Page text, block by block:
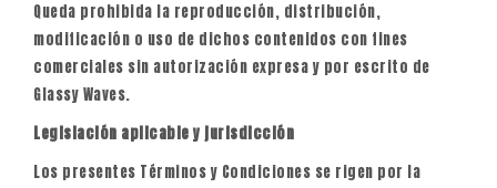
Queda prohibida la reproducción, distribución,
modificación o uso de dichos contenidos con fines
comerciales sin autorización expresa y por escrito de
Glassy Waves.
Legislación aplicable y jurisdicción
Los presentes Términos y Condiciones se rigen por la